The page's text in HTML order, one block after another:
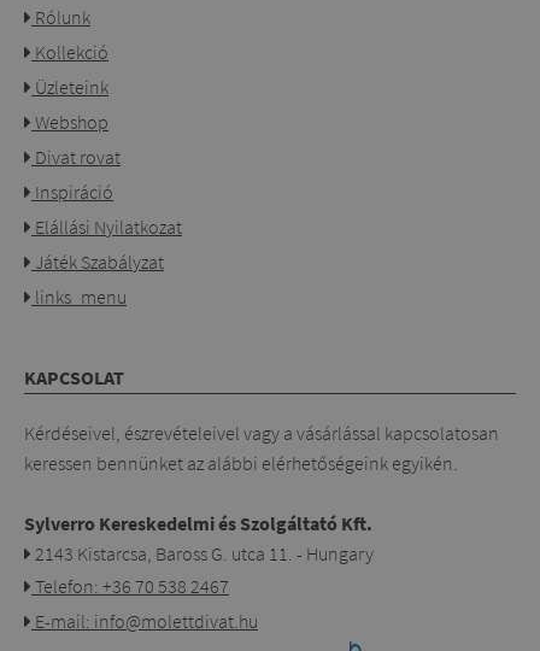
Rólunk
Kollekció
Üzleteink
Webshop
Divat rovat
Inspiráció
Elállási Nyilatkozat
Játék Szabályzat
links_menu
KAPCSOLAT
Kérdéseivel, észrevételeivel vagy a vásárlással kapcsolatosan
keressen bennünket az alábbi elérhetőségeink egyikén.
Sylverro Kereskedelmi és Szolgáltató Kft.
2143 Kistarcsa, Baross G. utca 11. - Hungary
Telefon: +36 70 538 2467
E-mail: info@molettdivat.hu